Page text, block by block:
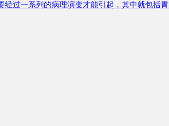
过一系列的病理演变才能引起，其中就包括